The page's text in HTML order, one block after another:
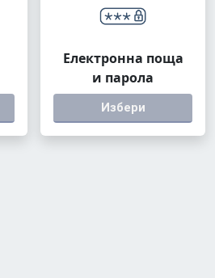
Електронна поща
и парола
Избери